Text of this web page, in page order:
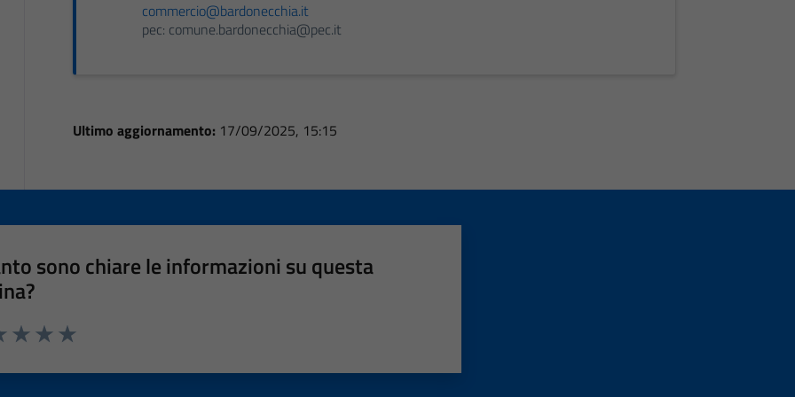
commercio@bardonecchia.it
pec: comune.bardonecchia@pec.it
Ultimo aggiornamento: 17/09/2025, 15:15
sono chiare le informazioni su questa